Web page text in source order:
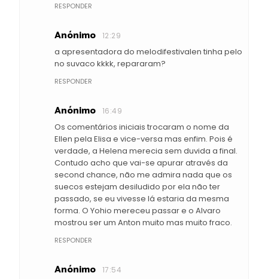
RESPONDER
Anónimo 12:29
a apresentadora do melodifestivalen tinha pelo
no suvaco kkkk, repararam?
RESPONDER
Anónimo 16:49
Os comentários iniciais trocaram o nome da
Ellen pela Elisa e vice-versa mas enfim. Pois é
verdade, a Helena merecia sem duvida a final.
Contudo acho que vai-se apurar através da
second chance, não me admira nada que os
suecos estejam desiludido por ela não ter
passado, se eu vivesse lá estaria da mesma
forma. O Yohio mereceu passar e o Alvaro
mostrou ser um Anton muito mas muito fraco.
RESPONDER
Anónimo 17:54